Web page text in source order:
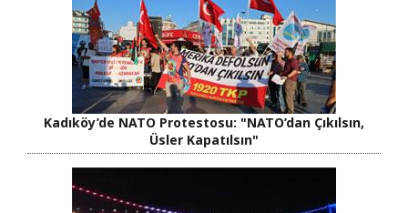
Kadıköy’de NATO Protestosu: "NATO’dan Çıkılsın,
Üsler Kapatılsın"